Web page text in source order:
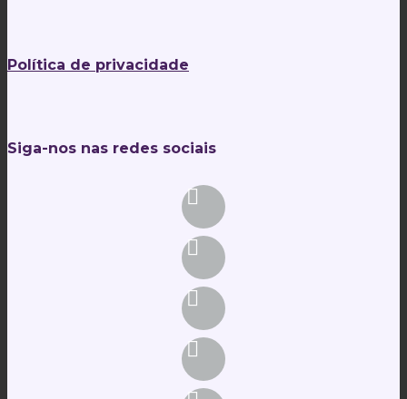
Política de privacidade
Siga-nos nas redes sociais